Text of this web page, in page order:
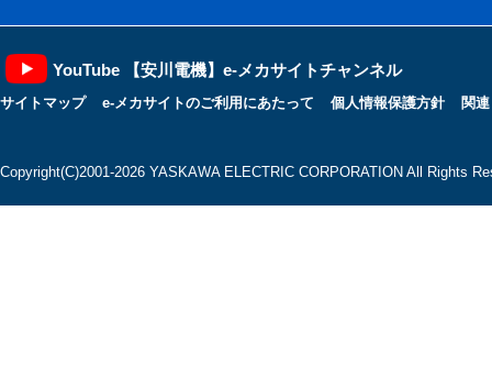
YouTube 【安川電機】e-メカサイトチャンネル
サイトマップ e-メカサイトのご利用にあたって 個人情報保護方針 関
Copyright(C)2001‐2026 YASKAWA ELECTRIC CORPORATION All Rights